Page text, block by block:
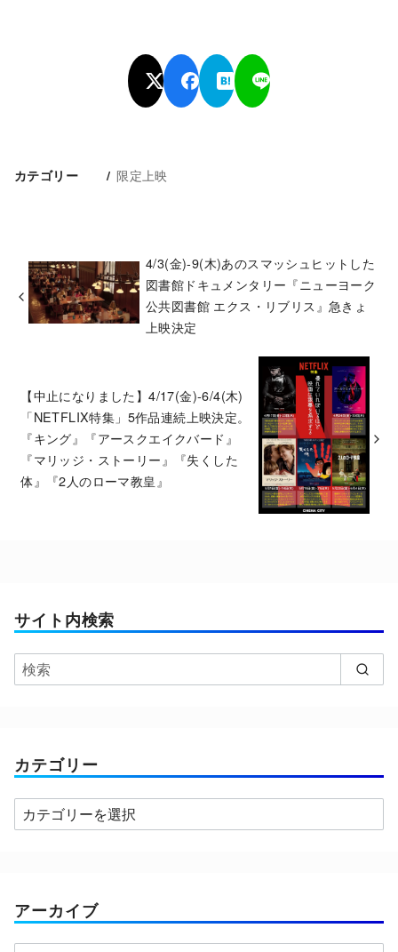
カテゴリー 限定上映
4/3(金)-9(木)あのスマッシュヒットした
図書館ドキュメンタリー『ニューヨーク
公共図書館 エクス・リブリス』急きょ
上映決定
【中止になりました】4/17(金)-6/4(木)
「NETFLIX特集」5作品連続上映決定。
『キング』『アースクエイクバード』
『マリッジ・ストーリー』『失くした
体』『2人のローマ教皇』
サイト内検索
カテゴリー
カ
テ
ー
アーカイブ